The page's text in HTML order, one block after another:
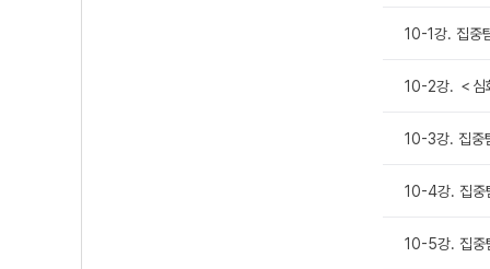
10-1강. 집중
10-2강. ＜심
10-3강. 집중
10-4강. 집중
10-5강. 집중